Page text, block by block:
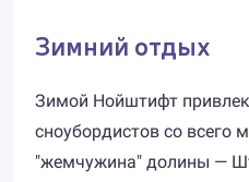
Зимний отдых
Зимой Нойштифт
сноубордистов со всего
"жемчужина" долины —